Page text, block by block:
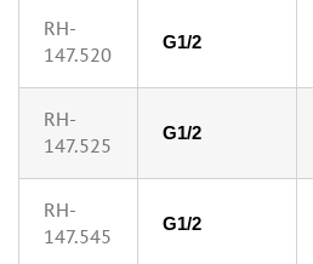
RH-
147.520
G1/2
RH-
147.525
G1/2
RH-
147.545
G1/2